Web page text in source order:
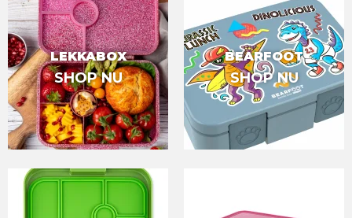
LEKKABOX
SHOP NU
BEARFOOT
SHOP NU